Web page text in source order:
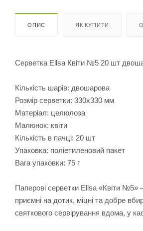
ОПИС ЯК КУПИТИ
Серветка Ellsa Квіти №5 20 шт
Кількість шарів: двошарова
Розмір серветки: 330х330 мм
Матеріал: целюлоза
Малюнок: квіти
Кількість в пачці: 20 шт
Упаковка: поліетиленовий пакет
Вага упаковки: 75 г
Паперові серветки Ellsa «Квіти №5»
приємні на дотик, міцні та добре
святкового сервірування вдома, у